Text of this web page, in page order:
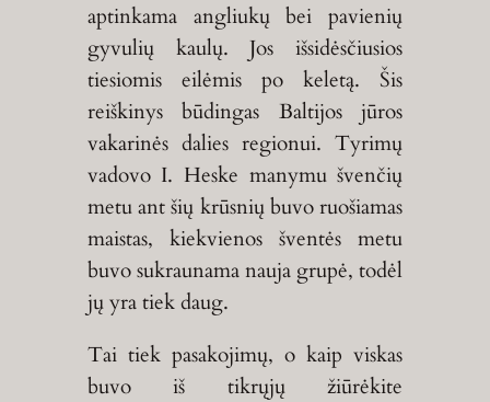
aptinkama angliukų bei pavienių
gyvulių kaulų. Jos išsidėsčiusios
tiesiomis eilėmis po keletą. Šis
reiškinys būdingas Baltijos jūros
vakarinės dalies regionui. Tyrimų
vadovo I. Heske manymu švenčių
metu ant šių krūsnių buvo ruošiamas
maistas, kiekvienos šventės metu
buvo sukraunama nauja grupė, todėl
jų yra tiek daug.
Tai tiek pasakojimų, o kaip viskas
buvo iš tikrųjų žiūrėkite